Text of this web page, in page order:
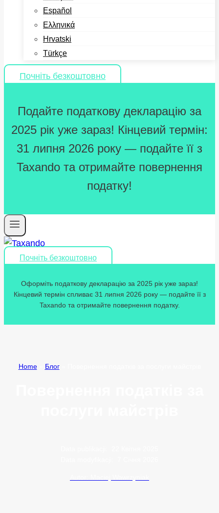
Español
Ελληνικά
Hrvatski
Türkçe
Почніть безкоштовно
Подайте податкову декларацію за
2025 рік уже зараз! Кінцевий термін:
31 липня 2026 року — подайте її з
Taxando та отримайте повернення
податку!
Почніть безкоштовно
Оформіть податкову декларацію за 2025 рік уже зараз!
Кінцевий термін спливає 31 липня 2026 року — подайте її з
Taxando та отримайте повернення податку.
Home» Блог»